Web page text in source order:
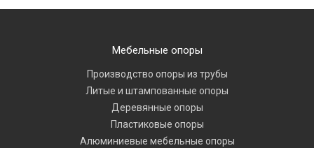
Мебельные опоры
Производство опоры из трубы
Литые и штампованные опоры
Деревянные опоры
Пластиковые опоры
Алюминиевые мебельные опоры